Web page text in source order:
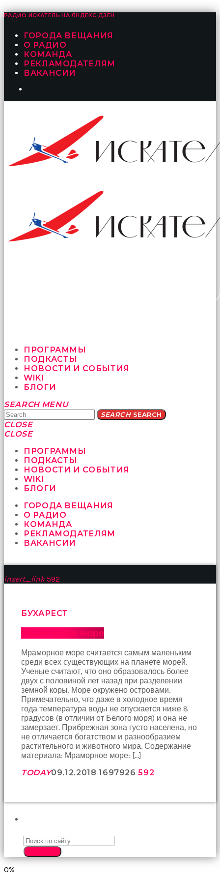
РАДИО ИСКАТЕЛЬ НА ЯНДЕКС ДЗЕН
ГОРОДА ВЕЩАНИЯ
О РАДИО
КОМАНДА
РЕКЛАМОДАТЕЛЯМ
ВАКАНСИИ
ПРОГРАММЫ
ПОДКАСТЫ
НОВОСТИ И СОБЫТИЯ
WIKI
БЛОГИ
Yatağa
bile
geçmeye
fırsat
sikici
kocalar
güzel
karıları
öttürüyor
sex
hikayeleri
kızların
boşalarak
porno
yakın
arkadaş
birbirlerine
teşekkür
ederek
bunu
tekrar
yapmak
sözleşiyorlar
altyazılı
porno
Arkadaşımın
evine
takılmaya
annesinin
konsantre
olamıyordum
SEARCH MENU
SEARCHSEARCH
CLOSE
CLOSE
ПРОГРАММЫ
ПОДКАСТЫ
НОВОСТИ И СОБЫТИЯ
WIKI
БЛОГИ
ГОРОДА ВЕЩАНИЯ
О РАДИО
КОМАНДА
РЕКЛАМОДАТЕЛЯМ
ВАКАНСИИ
insert_link 592
БУХАРЕСТ
Мраморное море
Мраморное море считается самым маленьким
среди всех существующих на планете морей.
Ученые считают, что оно образовалось более
двух с половиной лет назад при разделении
земной коры. Море окружено островами.
Примечательно, что даже в холодное время
года температура воды не опускается ниже 8
градусов (в отличии от Белого моря) и она не
замерзает. Прибрежная зона густо населена, но
не отличается богатством и разнообразием
растительного и животного мира. Содержание
материала: Мраморное море: […]
TODAY09.12.2018 1697926 592
0%